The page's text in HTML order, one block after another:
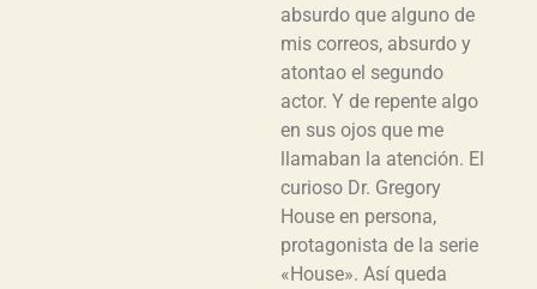
absurdo que alguno de
mis correos, absurdo y
atontao el segundo
actor. Y de repente algo
en sus ojos que me
llamaban la atención. El
curioso Dr. Gregory
House en persona,
protagonista de la serie
«House». Así queda